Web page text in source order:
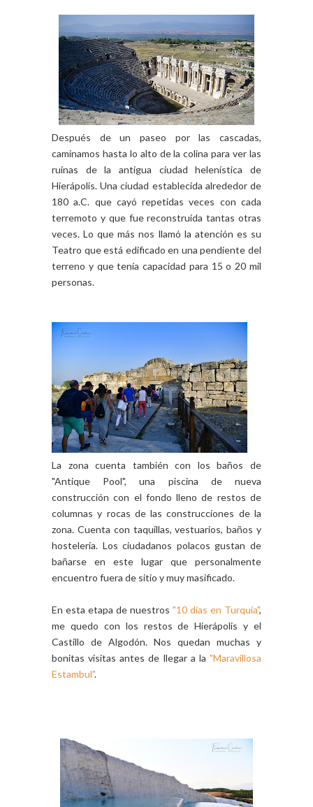
Después de un paseo por las cascadas,
caminamos hasta lo alto de la colina para ver las
ruinas de la antigua ciudad helenística de
Hierápolis. Una ciudad establecida alrededor de
180 a.C. que cayó repetidas veces con cada
terremoto y que fue reconstruida tantas otras
veces.Lo que más nos llamó la atención es su
Teatro que está edificado en una pendiente del
terreno y que tenía capacidad para 15 o 20 mil
personas.
La zona cuenta también con los baños de
"Antique Pool", una piscina de nueva
construcción con el fondo lleno de restos de
columnas y rocas de las construcciones de la
zona. Cuenta con taquillas, vestuarios, baños y
hostelería. Los ciudadanos polacos gustan de
bañarse en este lugar que personalmente
encuentro fuera de sitio y muy masificado.
En esta etapa de nuestros "10 días en Turquía",
me quedo con los restos de Hierápolis y el
Castillo de Algodón. Nos quedan muchas y
bonitas visitas antes de llegar a la "Maravillosa
Estambul".